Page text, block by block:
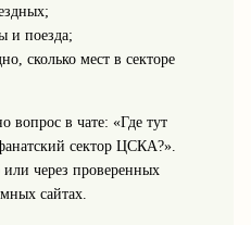
и поезда;
сколько мест в секторе
вопрос в чате: «Где тут
сектор ЦСКА?».
или через проверенных
сайтах.